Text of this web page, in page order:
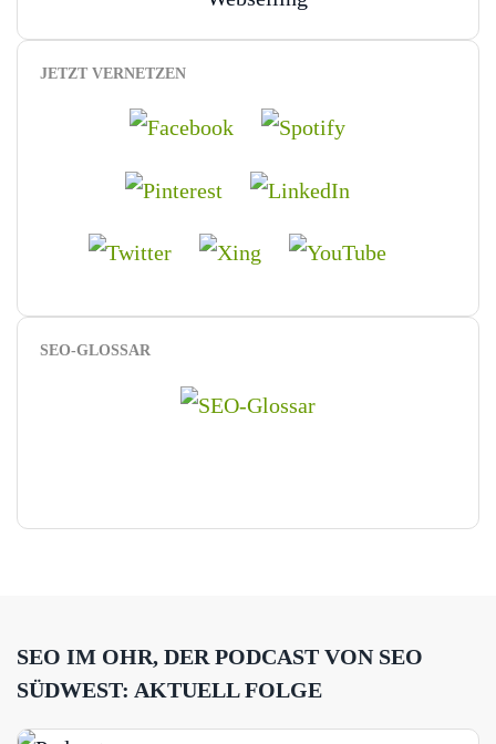
JETZT VERNETZEN
SEO-GLOSSAR
SEO IM OHR, DER PODCAST VON SEO
SÜDWEST: AKTUELL FOLGE